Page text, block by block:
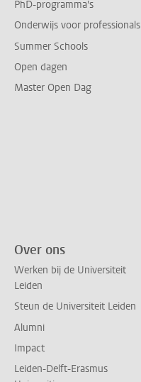
PhD-programma's
Onderwijs voor professionals
Summer Schools
Open dagen
Master Open Dag
Over ons
Werken bij de Universiteit
Leiden
Steun de Universiteit Leiden
Alumni
Impact
Leiden-Delft-Erasmus